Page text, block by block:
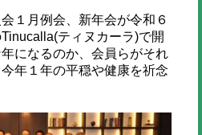
１月例会、新年会が令和６
ティヌカーラ)で開
になるのか、会員らがそれ
年１年の平穏や健康を祈念